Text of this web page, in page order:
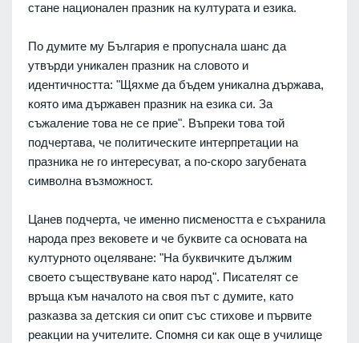
стане национален празник на културата и езика.
По думите му България е пропуснала шанс да
утвърди уникален празник на словото и
идентичността: "Щяхме да бъдем уникална държава,
която има държавен празник на езика си. За
съжаление това не се прие". Въпреки това той
подчертава, че политическите интерпретации на
празника не го интересуват, а по-скоро загубената
символна възможност.
Цанев подчерта, че именно писмеността е съхранила
народа през вековете и че буквите са основата на
културното оцеляване: "На буквичките дължим
своето съществуване като народ". Писателят се
връща към началото на своя път с думите, като
разказва за детския си опит със стихове и първите
реакции на учителите. Спомня си как още в училище